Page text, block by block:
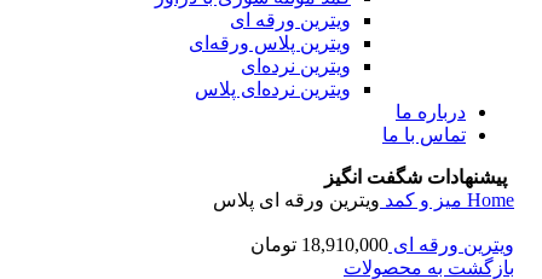
ویترین ورقه ای
ویترین پلاس ورقه‌ای
ویترین نرده‌ای
ویترین نرده‌ای پلاس
درباره ما
تماس با ما
پیشنهادات شگفت انگیز
Home میز و کمد ویترین ورقه ای پلاس
ویترین ورقه ای 18,910,000 تومان
بازگشت به محصولات